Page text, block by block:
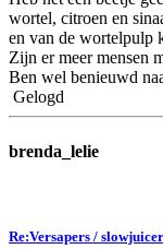
wortel, citroen en
en van de wortelpulp
Zijn er meer mensen
Ben wel benieuwd
Gelogd
brenda_lelie
Re:Versapers /